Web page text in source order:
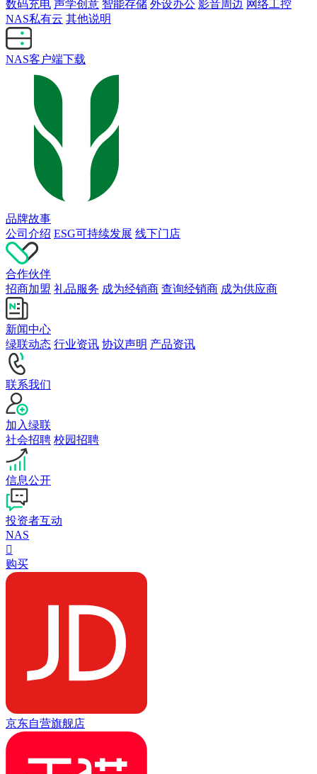
数码充电 声学创意 智能存储 外设办公 影音周边 网络工控
NAS私有云 其他说明
NAS客户端下载
品牌故事
公司介绍 ESG可持续发展 线下门店
合作伙伴
招商加盟 礼品服务 成为经销商 查询经销商 成为供应商
新闻中心
绿联动态 行业资讯 协议声明 产品资讯
联系我们
加入绿联
社会招聘 校园招聘
信息公开
投资者互动
NAS

购买
京东自营旗舰店